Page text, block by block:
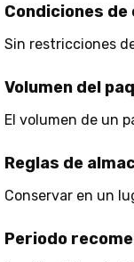
Condiciones de
Sin restricciones
Volumen del
El volumen de un
Reglas de
Conservar en un
Periodo